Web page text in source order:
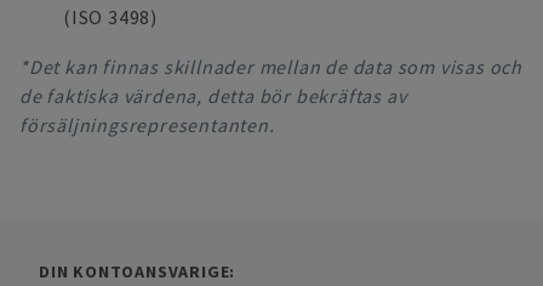
(ISO 3498)
*Det kan finnas skillnader mellan de data som visas och
de faktiska värdena, detta bör bekräftas av
försäljningsrepresentanten.
DIN KONTOANSVARIGE: